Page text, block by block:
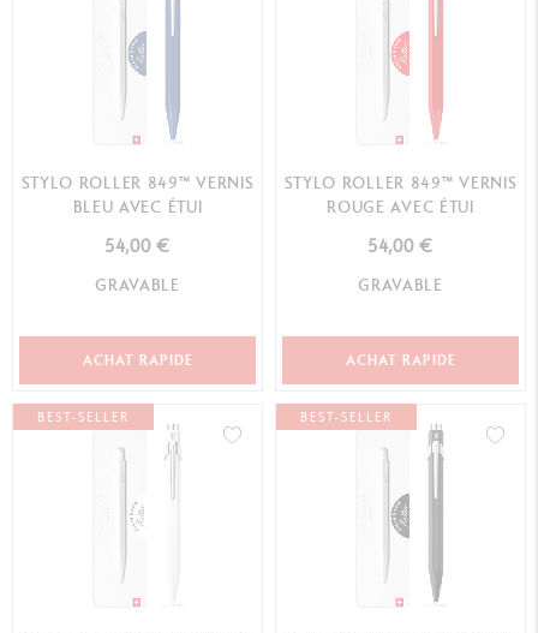
STYLO ROLLER 849™ VERNIS
BLEU AVEC ÉTUI
54,00 €
GRAVABLE
ACHAT RAPIDE
STYLO ROLLER 849™ VERNIS
ROUGE AVEC ÉTUI
54,00 €
GRAVABLE
ACHAT RAPIDE
BEST-SELLER BEST-SELLER